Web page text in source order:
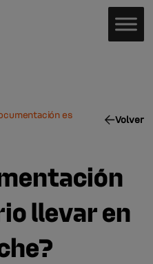
es
Volver
llevar en